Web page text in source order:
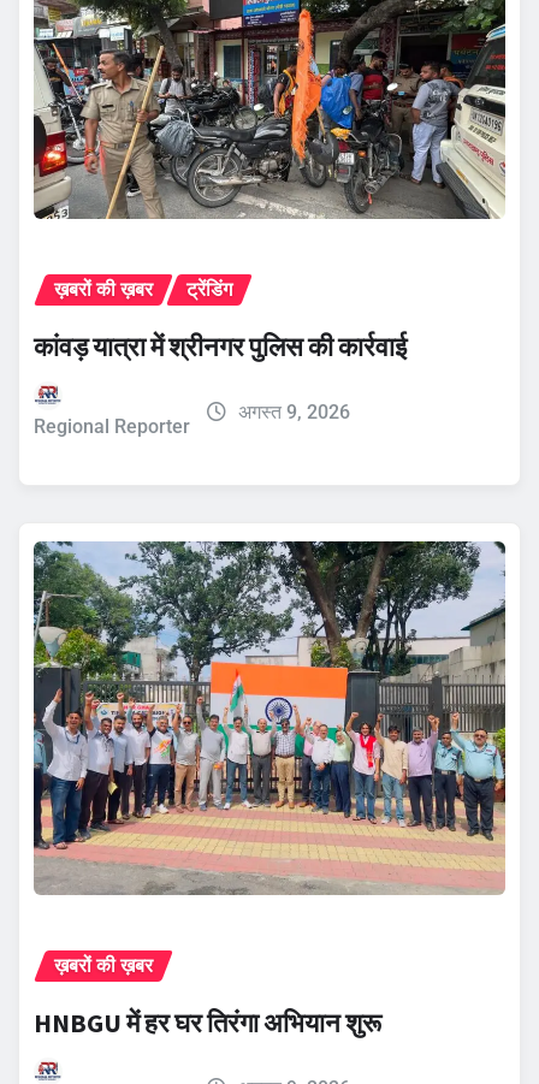
ख़बरों की ख़बर ट्रेंडिंग
कांवड़ यात्रा में श्रीनगर पुलिस की कार्रवाई
Regional Reporter
अगस्त 9, 2026
ख़बरों की ख़बर
HNBGU में हर घर तिरंगा अभियान शुरू